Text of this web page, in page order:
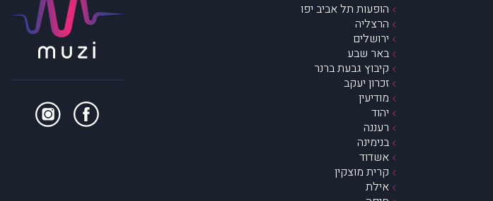
הופעות תל אביב יפו
הרצליה
ירושלים
באר שבע
קיבוץ גבעת ברנר
זכרון יעקב
מודיעין
יהוד
רעננה
בנימינה
אשדוד
קרית מוצקין
אילת